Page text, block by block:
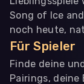
Song of Ice
noch heute,
Für Spieler
Finde deine
Pairings, deine